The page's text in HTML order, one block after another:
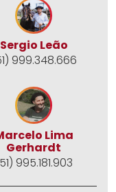
Sergio Leão
999.348.666
Lima
Gerhardt
995.181.903